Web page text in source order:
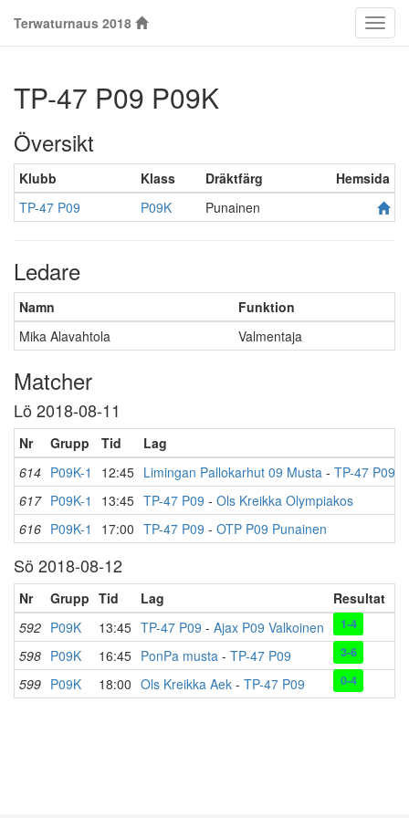
Terwaturnaus 2018
TP-47 P09 P09K
Översikt
Klubb Klass Dräktfärg
Hemsida
TP-47 P09
P09K Punainen
Ledare
Namn
Funktion
Mika Alavahtola
Valmentaja
Matcher
Lö 2018-08-11
Nr Grupp Tid Lag
614 P09K-1 12:45 Limingan Pallokarhut 09 Musta - TP-47 P09
617 P09K-1 13:45 TP-47 P09 - Ols Kreikka Olympiakos
616 P09K-1 17:00 TP-47 P09 - OTP P09 Punainen
Sö 2018-08-12
Nr Grupp Tid Lag Resultat
592 P09K 13:45 TP-47 P09 - Ajax P09 Valkoinen 1-4
598 P09K 16:45 PonPa musta - TP-47 P09 3-6
599 P09K 18:00 Ols Kreikka Aek - TP-47 P09 0-4